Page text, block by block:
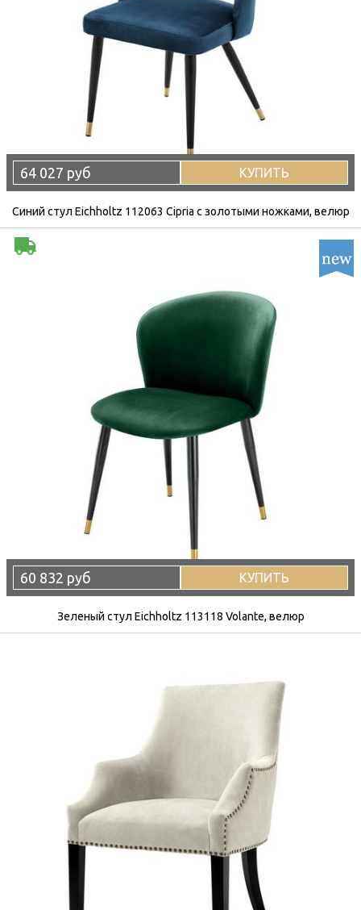
64 027 руб КУПИТЬ
Синий стул Eichholtz 112063 Cipria с золотыми ножками, велюр
60 832 руб КУПИТЬ
Зеленый стул Eichholtz 113118 Volante, велюр